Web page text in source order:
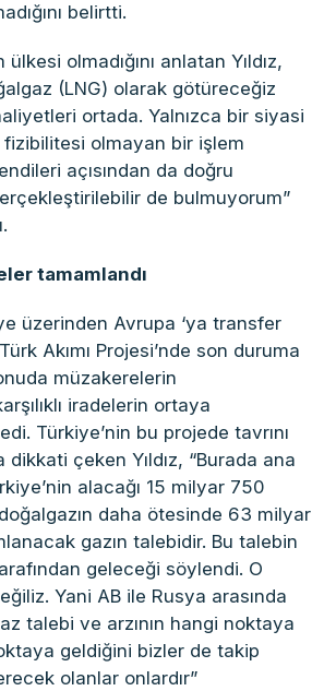
belirtti.
ülkesi olmadığını anlatan Yıldız,
(LNG) olarak götüreceğiz
ortada. Yalnızca bir siyasi
olmayan bir işlem
açısından da doğru
de bulmuyorum”
tamamlandı
üzerinden Avrupa ‘ya transfer
Akımı Projesi’nde son duruma
müzakerelerin
iradelerin ortaya
Türkiye’nin bu projede tavrını
çeken Yıldız, “Burada ana
alacağı 15 milyar 750
daha ötesinde 63 milyar
gazın talebidir. Bu talebin
geleceği söylendi. O
Yani AB ile Rusya arasında
talebi ve arzının hangi noktaya
geldiğini bizler de takip
olanlar onlardır”